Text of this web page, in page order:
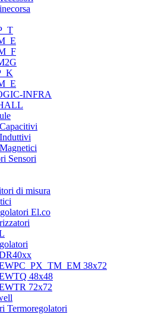
INFRA
Sensori
di misura
El.co
38x72
48x48
72x72
Termoregolatori